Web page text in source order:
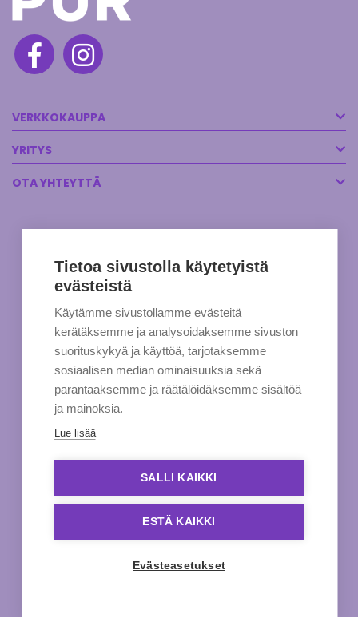
VERKKOKAUPPA
YRITYS
OTA YHTEYTTÄ
Tietoa sivustolla käytetyistä
evästeistä
Käytämme sivustollamme evästeitä
kerätäksemme ja analysoidaksemme sivuston
suorituskykyä ja käyttöä, tarjotaksemme
sosiaalisen median ominaisuuksia sekä
parantaaksemme ja räätälöidäksemme sisältöä
ja mainoksia.
Lue lisää
SALLI KAIKKI
ESTÄ KAIKKI
Evästeasetukset